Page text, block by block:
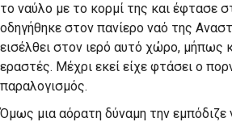
το ναύλο με το κορμί της και έφτασε
οδηγήθηκε στον πανίερο ναό της
εισέλθει στον ιερό αυτό χώρο, μήπως
εραστές. Μέχρι εκεί είχε φτάσει ο
παραλογισμός.
Όμως μια αόρατη δύναμη την εμπόδιζε